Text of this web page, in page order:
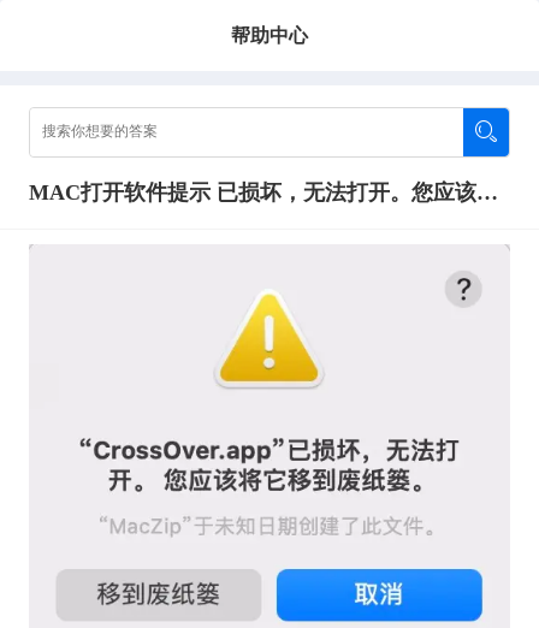
帮助中心
MAC打开软件提示 已损坏，无法打开。您应该将它移到废纸篓